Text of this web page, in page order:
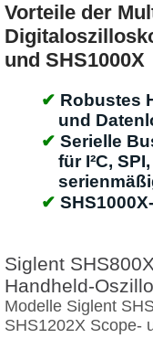
Vorteile der
und SHS1000X
Robustes
und
Serielle
für I²C,
Siglent
Handheld-
Modelle Siglent
SHS1202X Scope-